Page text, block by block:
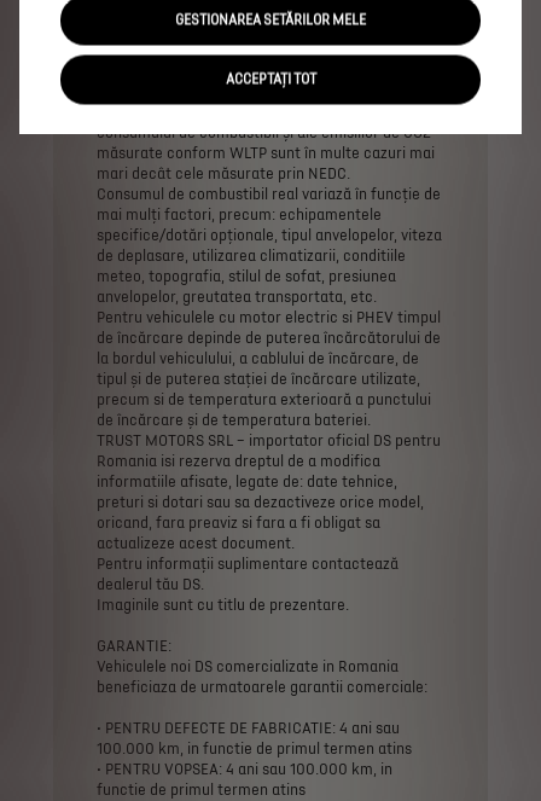
nouă și mai realistă pentru măsurarea
de combustibil și a emisiilor
WLTP înlocuiește Noul Ciclu de Conducere
procedura de
consumului de combustibil și ale emisiilor de CO2
măsurate conform WLTP sunt în multe cazuri mai
mari decât cele măsurate prin NEDC.
Consumul de combustibil real variază în funcție de
mai mulți factori, precum: echipamentele
specifice/dotări opționale, tipul anvelopelor, viteza
de deplasare, utilizarea climatizarii, conditiile
meteo, topografia, stilul de sofat, presiunea
anvelopelor, greutatea transportata, etc.
Pentru vehiculele cu motor electric si PHEV timpul
de încărcare depinde de puterea încărcătorului de
la bordul vehiculului, a cablului de încărcare, de
tipul și de puterea stației de încărcare utilizate,
precum si de temperatura exterioară a punctului
de încărcare și de temperatura bateriei.
TRUST MOTORS SRL – importator oficial DS pentru
Romania isi rezerva dreptul de a modifica
informatiile afisate, legate de: date tehnice,
preturi si dotari sau sa dezactiveze orice model,
oricand, fara preaviz si fara a fi obligat sa
actualizeze acest document.
Pentru informații suplimentare contactează
dealerul tău DS.
Imaginile sunt cu titlu de prezentare.
GARANTIE:
Vehiculele noi DS comercializate in Romania
beneficiaza de urmatoarele garantii comerciale:
• PENTRU DEFECTE DE FABRICATIE: 4 ani sau
100.000 km, in functie de primul termen atins
• PENTRU VOPSEA: 4 ani sau 100.000 km, in
functie de primul termen atins
GESTIONAREA SETĂRILOR MELE
ACCEPTAȚI TOT